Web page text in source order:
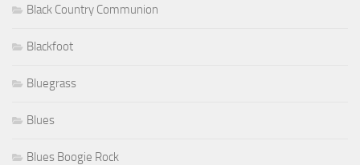
Black Country Communion
Blackfoot
Bluegrass
Blues
Blues Boogie Rock